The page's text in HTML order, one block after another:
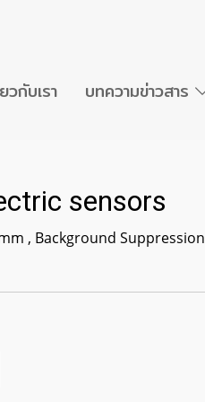
วกับเรา บทความข่าวสาร
sensors
, Background